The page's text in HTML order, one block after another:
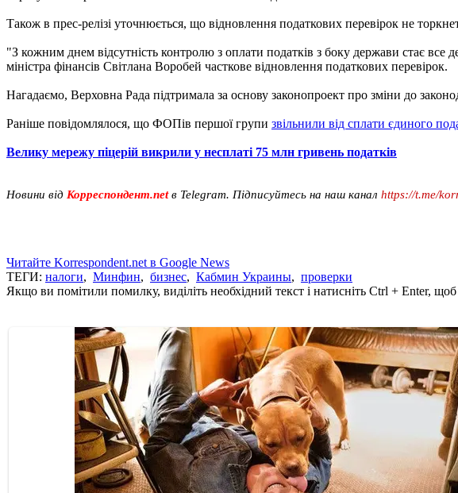
Також в прес-релізі уточнюється, що відновлення податкових перевірок не
"З кожним днем ​​відсутність контролю з оплати податків з боку держави стає
міністра фінансів Світлана Воробей часткове відновлення податкових перевірок.
Нагадаємо, Верховна Рада підтримала за основу законопроект про зміни до
Раніше повідомлялося, що ФОПів першої групи звільнили від сплати єдиного
Велику мережу піцерій викрили у несплаті 75 млн гривень податків
Новини від Корреспондент.netв Telegram. Підписуйтесь на наш канал https://t.me/
Читайте Korrespondent.net в Google News
ТЕГИ: налоги, Минфин, бизнес, Кабмин Украины, проверки
Якщо ви помітили помилку, виділіть необхідний текст і натисніть Ctrl + Enter,